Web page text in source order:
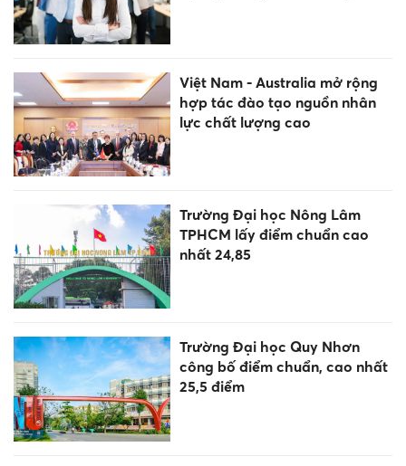
Việt Nam - Australia mở rộng
hợp tác đào tạo nguồn nhân
lực chất lượng cao
Trường Đại học Nông Lâm
TPHCM lấy điểm chuẩn cao
nhất 24,85
Trường Đại học Quy Nhơn
công bố điểm chuẩn, cao nhất
25,5 điểm